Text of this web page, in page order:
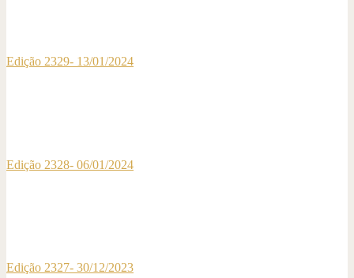
Edição 2329- 13/01/2024
Edição 2328- 06/01/2024
Edição 2327- 30/12/2023